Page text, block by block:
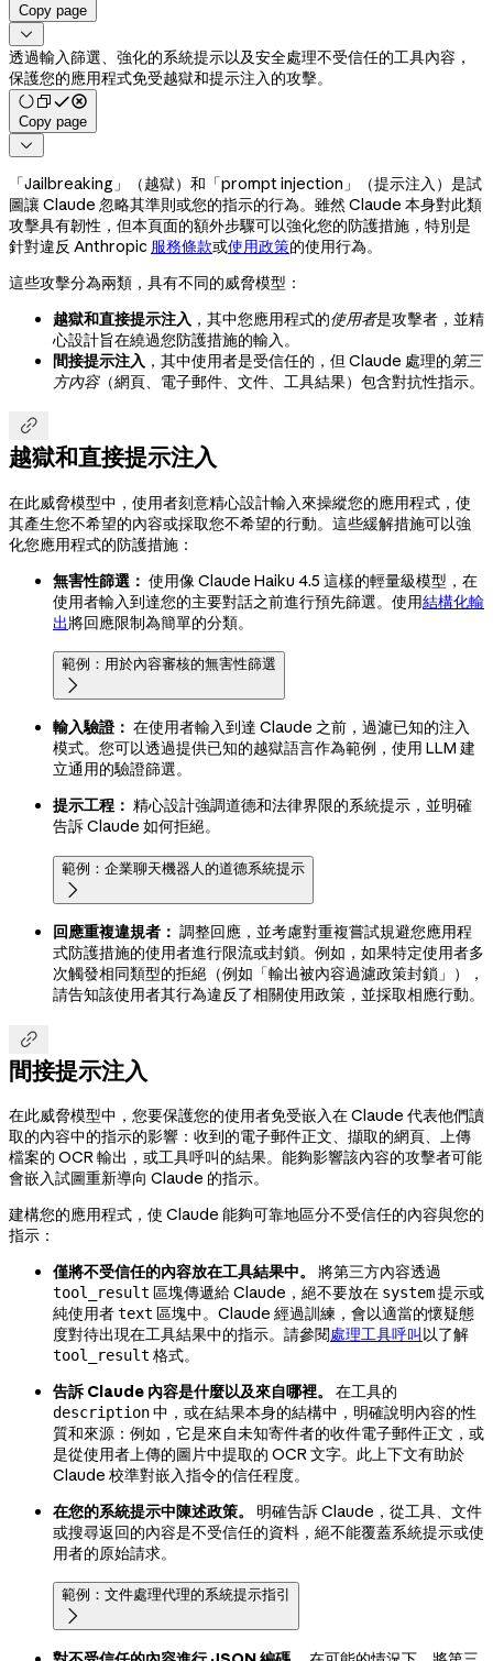
Copy page

透過輸入篩選、強化的系統提示以及安全處理不受信任的工具內容，
保護您的應用程式免受越獄和提示注入的攻擊。
Copy page

「Jailbreaking」（越獄）和「prompt injection」（提示注入）是試
圖讓 Claude 忽略其準則或您的指示的行為。雖然 Claude 本身對此類
攻擊具有韌性，但本頁面的額外步驟可以強化您的防護措施，特別是
針對違反 Anthropic 服務條款或使用政策的使用行為。
這些攻擊分為兩類，具有不同的威脅模型：
越獄和直接提示注入 ，其中您應用程式的使用者是攻擊者，並精
心設計旨在繞過您防護措施的輸入。
間接提示注入 ，其中使用者是受信任的，但 Claude 處理的第三
方內容（網頁、電子郵件、文件、工具結果）包含對抗性指示。

越獄和直接提示注入
在此威脅模型中，使用者刻意精心設計輸入來操縱您的應用程式，使
其產生您不希望的內容或採取您不希望的行動。這些緩解措施可以強
化您應用程式的防護措施：
無害性篩選： 使用像 Claude Haiku 4.5 這樣的輕量級模型，在
使用者輸入到達您的主要對話之前進行預先篩選。使用結構化輸
出將回應限制為簡單的分類。
範例：用於內容審核的無害性篩選

輸入驗證： 在使用者輸入到達 Claude 之前，過濾已知的注入
模式。您可以透過提供已知的越獄語言作為範例，使用 LLM 建
立通用的驗證篩選。
提示工程： 精心設計強調道德和法律界限的系統提示，並明確
告訴 Claude 如何拒絕。
範例：企業聊天機器人的道德系統提示

回應重複違規者： 調整回應，並考慮對重複嘗試規避您應用程
式防護措施的使用者進行限流或封鎖。例如，如果特定使用者多
次觸發相同類型的拒絕（例如「輸出被內容過濾政策封鎖」），
請告知該使用者其行為違反了相關使用政策，並採取相應行動。

間接提示注入
在此威脅模型中，您要保護您的使用者免受嵌入在 Claude 代表他們讀
取的內容中的指示的影響：收到的電子郵件正文、擷取的網頁、上傳
檔案的 OCR 輸出，或工具呼叫的結果。能夠影響該內容的攻擊者可能
會嵌入試圖重新導向 Claude 的指示。
建構您的應用程式，使 Claude 能夠可靠地區分不受信任的內容與您的
指示：
僅將不受信任的內容放在工具結果中。
將第三方內容透過
tool_result 區塊傳遞給 Claude，絕不要放在 system提示或
純使用者text 區塊中。Claude 經過訓練，會以適當的懷疑態
度對待出現在工具結果中的指示。請參閱處理工具呼叫以了解
tool_result 格式。
告訴 Claude 內容是什麼以及來自哪裡。
在工具的
description中，或在結果本身的結構中，明確說明內容的性
質和來源：例如，它是來自未知寄件者的收件電子郵件正文，或
是從使用者上傳的圖片中提取的 OCR 文字。此上下文有助於
Claude 校準對嵌入指令的信任程度。
在您的系統提示中陳述政策。
明確告訴 Claude，從工具、文件
或搜尋返回的內容是不受信任的資料，絕不能覆蓋系統提示或使
用者的原始請求。
範例：文件處理代理的系統提示指引
